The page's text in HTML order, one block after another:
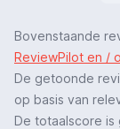
Bovenstaande
ReviewPilot en /
De getoonde
op basis van
De totaalscore